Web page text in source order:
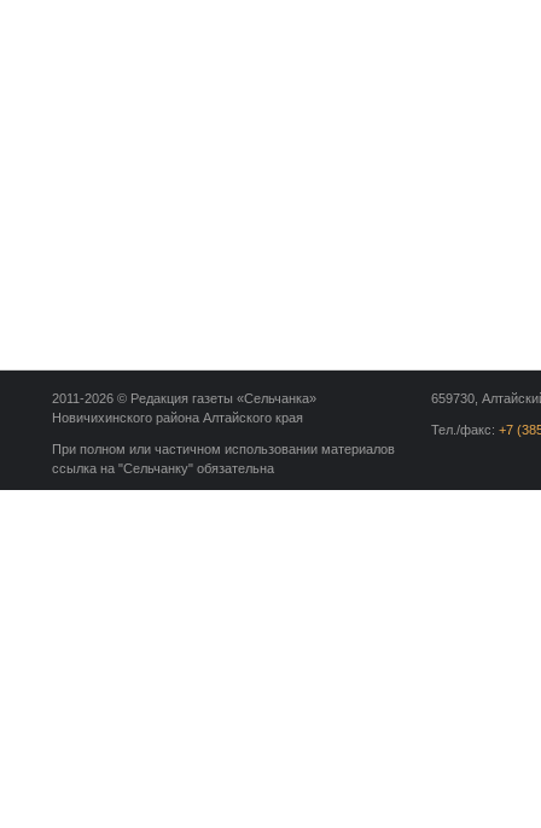
659730,
Тел./факс: +7
2011-2026 © Редакция газеты «Сельчанка»
Новичихинского района Алтайского края
При полном или частичном использовании материалов
ссылка на "Сельчанку" обязательна